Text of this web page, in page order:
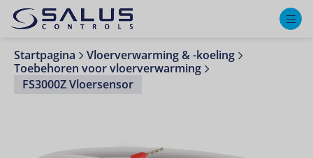
Startpagina
Vloerverwarming & -koeling
Toebehoren voor vloerverwarming
FS3000Z Vloersensor